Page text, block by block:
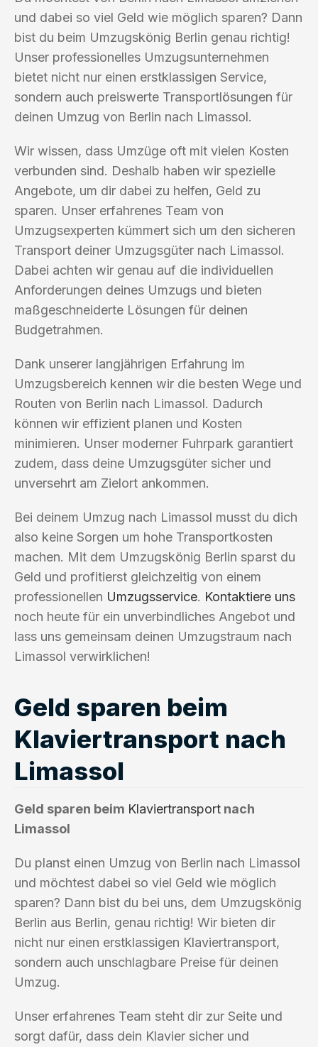
und dabei so viel Geld wie möglich sparen? Dann
bist du beim Umzugskönig Berlin genau richtig!
Unser professionelles Umzugsunternehmen
bietet nicht nur einen erstklassigen Service,
sondern auch preiswerte Transportlösungen für
deinen Umzug von Berlin nach Limassol.
Wir wissen, dass Umzüge oft mit vielen Kosten
verbunden sind. Deshalb haben wir spezielle
Angebote, um dir dabei zu helfen, Geld zu
sparen. Unser erfahrenes Team von
Umzugsexperten kümmert sich um den sicheren
Transport deiner Umzugsgüter nach Limassol.
Dabei achten wir genau auf die individuellen
Anforderungen deines Umzugs und bieten
maßgeschneiderte Lösungen für deinen
Budgetrahmen.
Dank unserer langjährigen Erfahrung im
Umzugsbereich kennen wir die besten Wege und
Routen von Berlin nach Limassol. Dadurch
können wir effizient planen und Kosten
minimieren. Unser moderner Fuhrpark garantiert
zudem, dass deine Umzugsgüter sicher und
unversehrt am Zielort ankommen.
Bei deinem Umzug nach Limassol musst du dich
also keine Sorgen um hohe Transportkosten
machen. Mit dem Umzugskönig Berlin sparst du
Geld und profitierst gleichzeitig von einem
professionellen Umzugsservice. Kontaktiere uns
noch heute für ein unverbindliches Angebot und
lass uns gemeinsam deinen Umzugstraum nach
Limassol verwirklichen!
Geld sparen beim
Klaviertransport nach
Limassol
Geld sparen beim Klaviertransport nach
Limassol
Du planst einen Umzug von Berlin nach Limassol
und möchtest dabei so viel Geld wie möglich
sparen? Dann bist du bei uns, dem Umzugskönig
Berlin aus Berlin, genau richtig! Wir bieten dir
nicht nur einen erstklassigen Klaviertransport,
sondern auch unschlagbare Preise für deinen
Umzug.
Unser erfahrenes Team steht dir zur Seite und
sorgt dafür, dass dein Klavier sicher und